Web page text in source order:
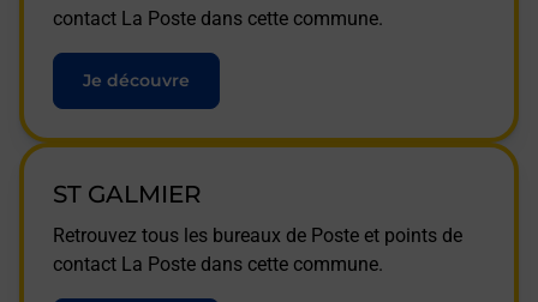
contact La Poste dans cette commune.
Je découvre
ST GALMIER
Retrouvez tous les bureaux de Poste et points de
contact La Poste dans cette commune.